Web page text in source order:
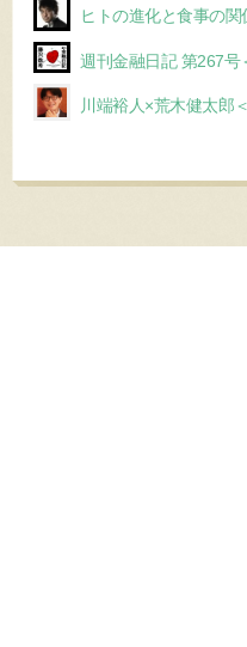
ヒトの進化と食事の関
週刊金融日記 第267号
川端裕人×荒木健太郎